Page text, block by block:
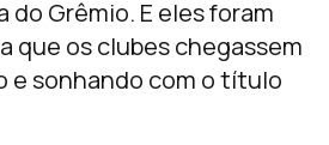
Grêmio. E eles foram
que os clubes chegassem
e sonhando com o título